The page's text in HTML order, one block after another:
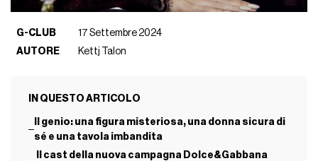
G-CLUB
17 Settembre 2024
AUTORE
Kettj Talon
IN QUESTO ARTICOLO
Il genio: una figura misteriosa, una donna sicura di
sé e una tavola imbandita
Il cast della nuova campagna Dolce&Gabbana